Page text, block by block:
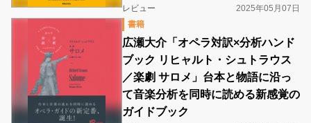
レビュー
2025年05月07日
書籍
広瀬大介「オペラ対訳×分析ハンド
ブック リヒャルト・シュトラウス
／楽劇 サロメ」台本と物語に沿っ
て音楽分析を同時に読める新感覚の
ガイドブック